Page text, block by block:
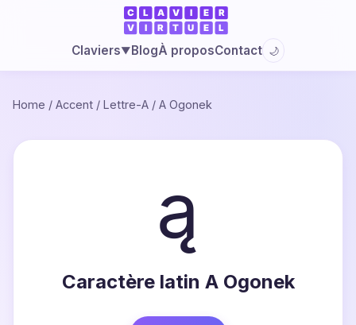
Claviers▼BlogÀ proposContact 🌙
Home / Accent / Lettre-A / A Ogonek
ą
Caractère latin A Ogonek